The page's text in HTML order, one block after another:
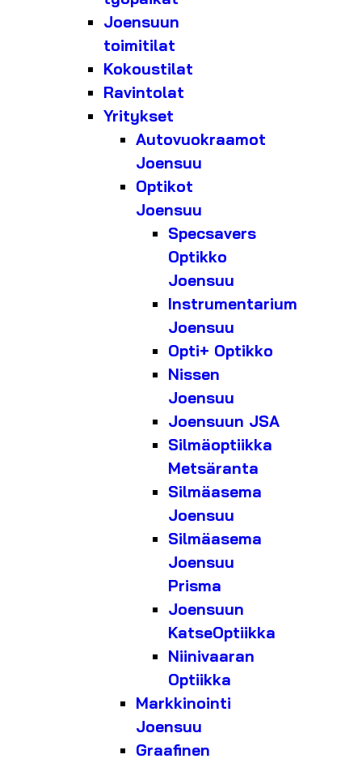
Joensuun
toimitilat
Kokoustilat
Ravintolat
Yritykset
Autovuokraamot
Joensuu
Optikot
Joensuu
Specsavers
Optikko
Joensuu
Instrumentarium
Joensuu
Opti+ Optikko
Nissen
Joensuu
Joensuun JSA
Silmäoptiikka
Metsäranta
Silmäasema
Joensuu
Silmäasema
Joensuu
Prisma
Joensuun
KatseOptiikka
Niinivaaran
Optiikka
Markkinointi
Joensuu
Graafinen